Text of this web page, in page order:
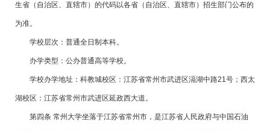
生省（自治区、直辖市）的代码以各省（自治区、直辖市）招生部门公布的
为准。
学校层次：普通全日制本科。
办学类型：公办普通高等学校。
学校办学地址：科教城校区：江苏省常州市武进区滆湖中路21号；西太
湖校区：江苏省常州市武进区延政西大道。
第四条 常州大学坐落于江苏省常州市，是江苏省人民政府与中国石油